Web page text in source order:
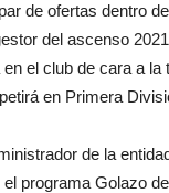
de ofertas dentro
del ascenso
el club de cara a la
en Primera
de la
programa Golazo